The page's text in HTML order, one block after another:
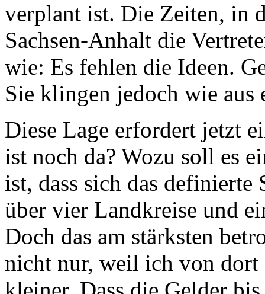
verplant ist. Die Zeiten, in
Sachsen-Anhalt die
wie: Es fehlen die Ideen.
Sie klingen jedoch wie aus
Diese Lage erfordert jetzt
ist noch da? Wozu soll es
ist, dass sich das
über vier Landkreise und
Doch das am stärksten
nicht nur, weil ich von